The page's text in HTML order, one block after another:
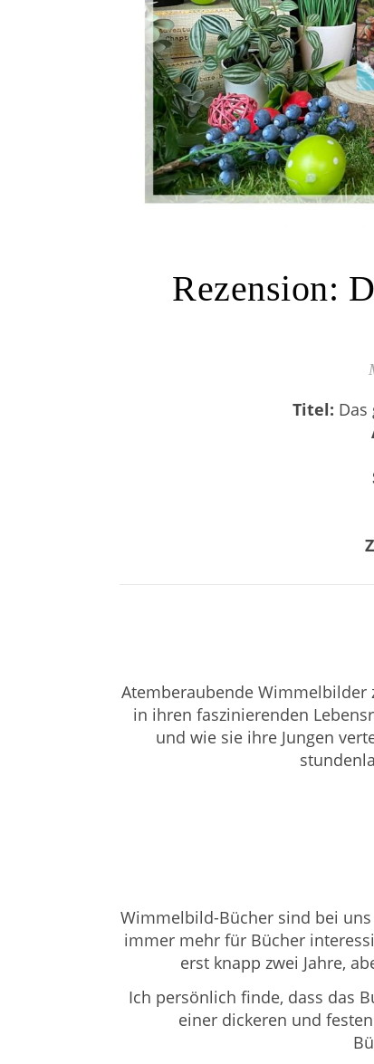
Rezension:
Titel:
Atemberaubende Wimmelbilder
in ihren faszinierenden
und wie sie ihre Jungen
Wimmelbild-Bücher sind bei
immer mehr für Bücher
erst knapp zwei Jahre,
Ich persönlich finde, dass das
einer dickeren und